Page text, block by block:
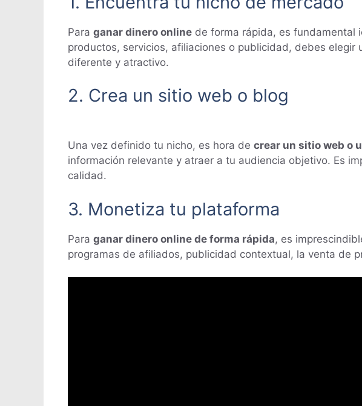
Para ganar dinero online de forma rápida, es fundamental
productos, servicios, afiliaciones o publicidad, debes
diferente y atractivo.
2. Crea un sitio web o blog
Una vez definido tu nicho, es hora de crear un sitio web o
información relevante y atraer a tu audiencia objetivo. Es
calidad.
3. Monetiza tu plataforma
Para ganar dinero online de forma rápida, es
programas de afiliados, publicidad contextual, la venta de